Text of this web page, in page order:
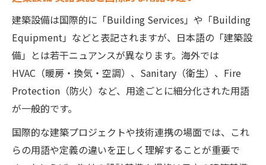
建築設備は国際的に「Building Services」や「Building
Equipment」などと表記されますが、日本語の「建築設
備」とは若干ニュアンスが異なります。海外では
HVAC（暖房・換気・空調）、Sanitary（衛生）、Fire
Protection（防火）など、用途ごとに細分化された用語
が一般的です。
国際的な建築プロジェクトや技術連携の場面では、これ
らの用語や定義の違いを正しく理解することが重要で